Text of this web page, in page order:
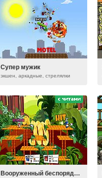
Супер мужик
экшен, аркадные, стрелялки
Вооруженный беспорядок 2: Больше беспорядков